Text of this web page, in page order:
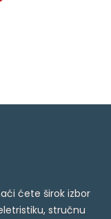
ćete širok izbor
stručnu